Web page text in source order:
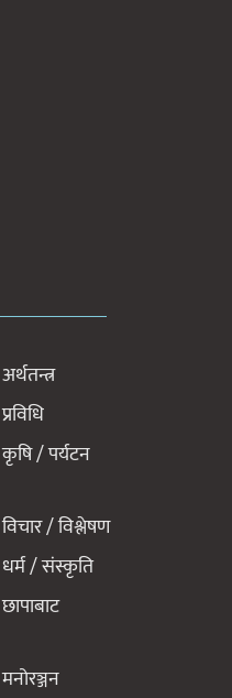
अर्थतन्त्र
प्रविधि
कृषि / पर्यटन
विचार / विश्लेषण
धर्म / संस्कृति
छापाबाट
मनोरञ्जन